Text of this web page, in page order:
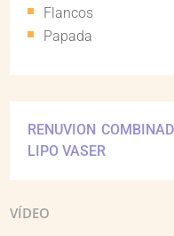
Flancos
Papada
RENUVION
LIPO VASER
VÍDEO